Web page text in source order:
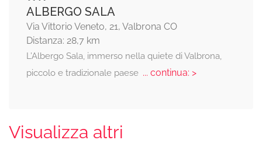
ALBERGO SALA
Via Vittorio Veneto, 21, Valbrona CO
Distanza: 28,7 km
L’Albergo Sala, immerso nella quiete di Valbrona,
piccolo e tradizionale paese... continua: >
Visualizza altri